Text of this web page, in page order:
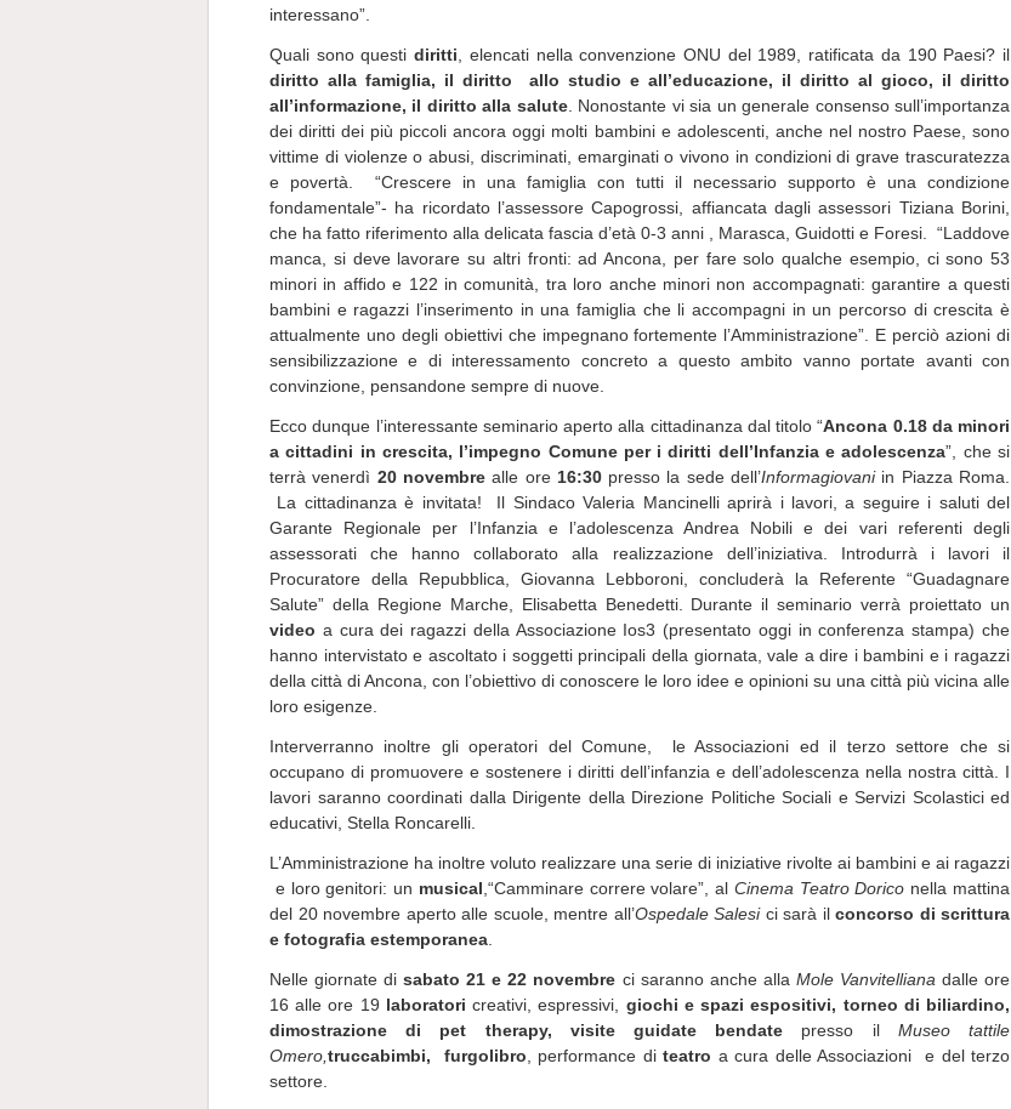
interessano”.
Quali sono questidiritti , elencati nella convenzione ONU del 1989, ratificata da 190 Paesi? il
diritto alla famiglia, il diritto allo studio e all’educazione, il diritto al gioco, il diritto
all’informazione, il diritto alla salute. Nonostante vi sia un generale consenso sull’importanza
dei diritti dei più piccoli ancora oggi molti bambini e adolescenti, anche nel nostro Paese, sono
vittime di violenze o abusi, discriminati, emarginati o vivono in condizioni di grave trascuratezza
e povertà. “Crescere in una famiglia con tutti il necessario supporto è una condizione
fondamentale”- ha ricordato l’assessore Capogrossi, affiancata dagli assessori Tiziana Borini,
che ha fatto riferimento alla delicata fascia d’età 0-3 anni , Marasca, Guidotti e Foresi. “Laddove
manca, si deve lavorare su altri fronti: ad Ancona, per fare solo qualche esempio, ci sono 53
minori in affido e 122 in comunità, tra loro anche minori non accompagnati: garantire a questi
bambini e ragazzi l’inserimento in una famiglia che li accompagni in un percorso di crescita è
attualmente uno degli obiettivi che impegnano fortemente l’Amministrazione”. E perciò azioni di
sensibilizzazione e di interessamento concreto a questo ambito vanno portate avanti con
convinzione, pensandone sempre di nuove.
Ecco dunque l’interessante seminario aperto alla cittadinanza dal titolo “Ancona 0.18 da minori
a cittadini in crescita, l’impegno Comune per i diritti dell’Infanzia e adolescenza”, che si
terrà venerdì 20 novembrealle ore 16:30 presso la sede dell’Informagiovaniin Piazza Roma.
La cittadinanza è invitata! Il Sindaco Valeria Mancinelli aprirà i lavori, a seguire i saluti del
Garante Regionale per l’Infanzia e l’adolescenza Andrea Nobili e dei vari referenti degli
assessorati che hanno collaborato alla realizzazione dell’iniziativa. Introdurrà i lavori il
Procuratore della Repubblica, Giovanna Lebboroni, concluderà la Referente “Guadagnare
Salute” della Regione Marche, Elisabetta Benedetti. Durante il seminario verrà proiettato un
video a cura dei ragazzi della Associazione Ios3 (presentato oggi in conferenza stampa) che
hanno intervistato e ascoltato i soggetti principali della giornata, vale a dire i bambini e i ragazzi
della città di Ancona, con l’obiettivo di conoscere le loro idee e opinioni su una città più vicina alle
loro esigenze.
Interverranno inoltre gli operatori del Comune, le Associazioni ed il terzo settore che si
occupano di promuovere e sostenere i diritti dell’infanzia e dell’adolescenza nella nostra città. I
lavori saranno coordinati dalla Dirigente della Direzione Politiche Sociali e Servizi Scolastici ed
educativi, Stella Roncarelli.
L’Amministrazione ha inoltre voluto realizzare una serie di iniziative rivolte ai bambini e ai ragazzi
e loro genitori: un musical ,“Camminare correre volare”, al Cinema Teatro Dorico nella mattina
del 20 novembre aperto alle scuole, mentre all’Ospedale Salesici sarà il concorso di scrittura
e fotografia estemporanea
Nelle giornate disabato 21 e 22 novembre ci saranno anche alla Mole Vanvitelliana dalle ore
16 alle ore 19 laboratoricreativi, espressivi, giochi e spazi espositivi, torneo di biliardino,
dimostrazione di pet therapy, visite guidate bendate presso il Museo tattile
Omero, truccabimbi, furgolibro , performance diteatro a cura delle Associazioni e del terzo
settore.